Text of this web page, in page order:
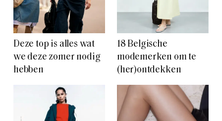
Deze top is alles wat
we deze zomer nodig
hebben
18 Belgische
modemerken om te
(her)ontdekken